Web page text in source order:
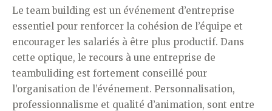
Le team building est un événement d’entreprise
essentiel pour renforcer la cohésion de l’équipe et
encourager les salariés à être plus productif. Dans
cette optique, le recours à une entreprise de
teambuliding est fortement conseillé pour
l’organisation de l’événement. Personnalisation,
professionnalisme et qualité d’animation, sont entre